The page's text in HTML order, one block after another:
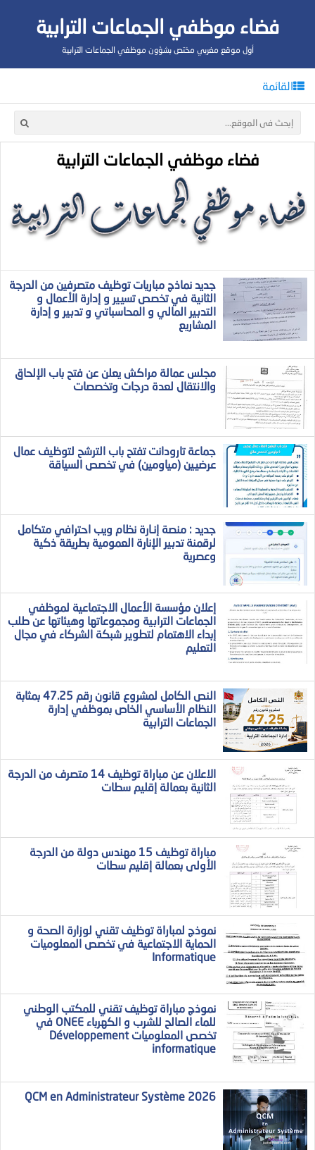
فضاء موظفي الجماعات الترابية
أول موقع مغربي مختص بشؤون موظفي الجماعات الترابية
القائمة
فضاء موظفي الجماعات الترابية
جديد نماذج مباريات توظيف متصرفين من الدرجة
الثانية في تخصص تسيير و إدارة الأعمال و
التدبير المالي و المحاسباتي و تدبير و إدارة
المشاريع
مجلس عمالة مراكش يعلن عن فتح باب الإلحاق
والانتقال لعدة درجات وتخصصات
جماعة تارودانت تفتح باب الترشح لتوظيف عمال
عرضيين (مياومين) في تخصص السياقة
جديد : منصة إنـارة نظام ويب احترافي متكامل
لرقمنة تدبير الإنارة العمومية بطريقة ذكية
وعصرية
إعلان مؤسسة الأعمال الاجتماعية لموظفي
الجماعات الترابية ومجموعاتها وهيئاتها عن طلب
إبداء الاهتمام لتطوير شبكة الشركاء في مجال
التعليم
النص الكامل لمشروع قانون رقم 47.25 بمثابة
النظام الأساسي الخاص بموظفي إدارة
الجماعات الترابية
الاعلان عن مباراة توظيف 14 متصرف من الدرجة
الثانية بعمالة إقليم سطات
مباراة توظيف 15 مهندس دولة من الدرجة
الأولى بعمالة إقليم سطات
نموذج لمباراة توظيف تقني لوزارة الصحة و
الحماية الاجتماعية في تخصص المعلوميات
Informatique
نموذج مباراة توظيف تقني للمكتب الوطني
للماء الصالح للشرب و الكهرباء ONEE في
تخصص المعلوميات Développement
informatique
QCM en Administrateur Système 2026